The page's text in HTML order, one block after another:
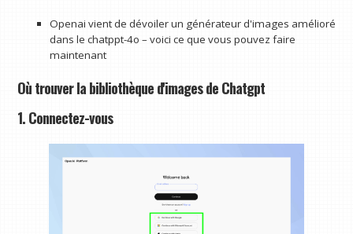
Openai vient de dévoiler un générateur d'images amélioré
dans le chatppt-4o – voici ce que vous pouvez faire
maintenant
Où trouver la bibliothèque d'images de Chatgpt
1. Connectez-vous